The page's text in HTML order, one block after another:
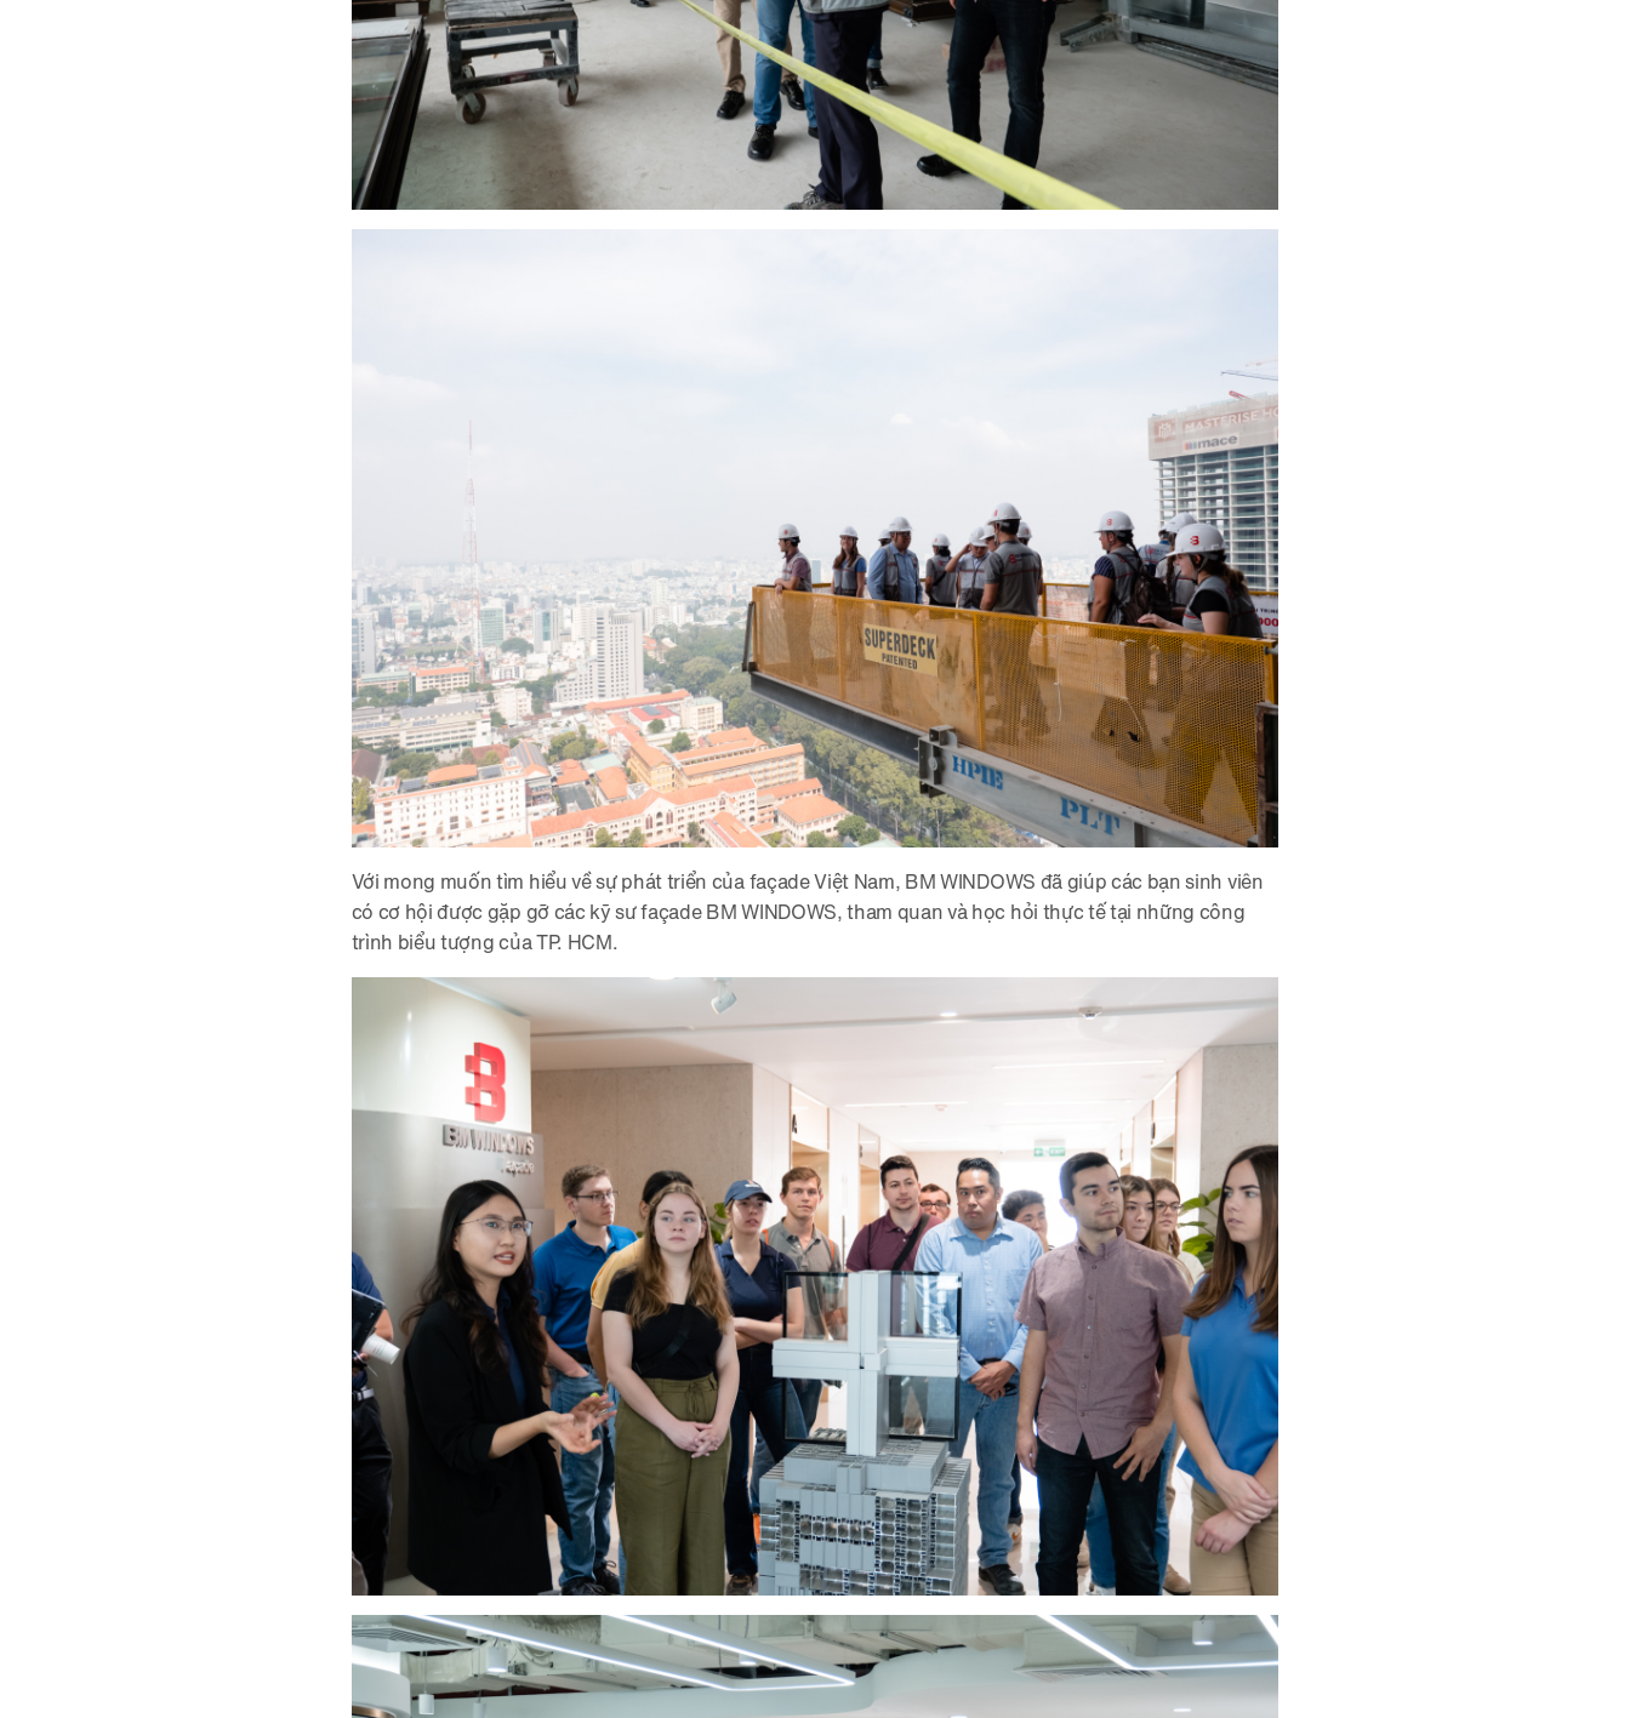
Với mong muốn tìm hiểu về sự phát triển của façade Việt Nam, BM WINDOWS đã giúp các bạn sinh viên
có cơ hội được gặp gỡ các kỹ sư façade BM WINDOWS, tham quan và học hỏi thực tế tại những công
trình biểu tượng của TP. HCM.